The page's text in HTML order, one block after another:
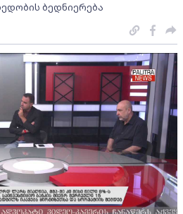
ბედნიერება